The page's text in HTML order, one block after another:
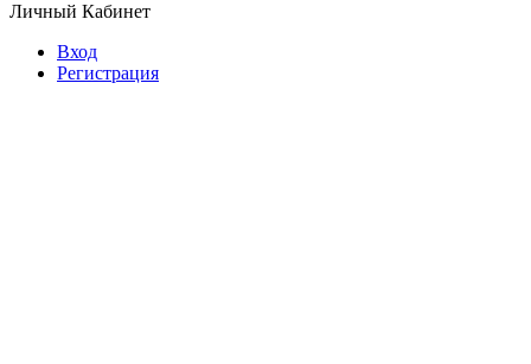
Личный Кабинет
Вход
Регистрация